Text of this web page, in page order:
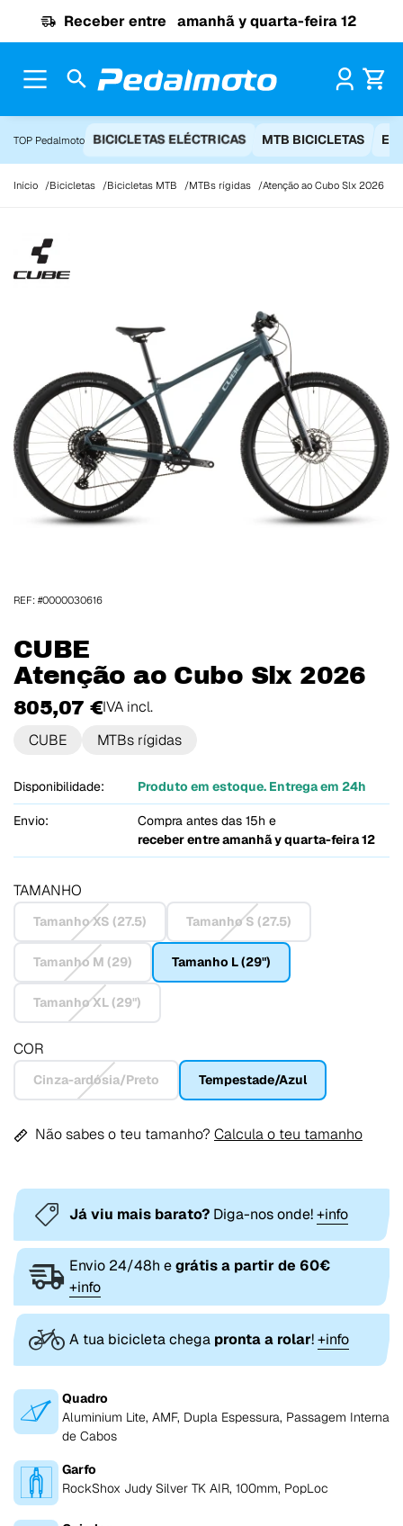
Receber entre amanhã y quarta-feira 12
TOP Pedalmoto BICICLETAS ELÉCTRICAS MTB BICICLETAS
Início Bicicletas Bicicletas MTB MTBs rígidas Atenção ao Cubo Slx 2026
CUBE
Atenção ao Cubo Slx 2026
805,07 €IVA incl.
CUBE
MTBs rígidas
Disponibilidade: Produto em estoque. Entrega em 24h
Envio:
Compra antes das 15h e
receber entreamanhã y quarta-feira 12
TAMANHO
Tamanho XS (27.5) Tamanho S (27.5)
Tamanho M (29) Tamanho L (29")
Tamanho XL (29")
COR
Cinza-ardósia/Preto Tempestade/Azul
Não sabes o teu tamanho? Calcula o teu tamanho
REF: #0000030616
Já viu mais barato? Diga-nos onde!+info
Envio 24/48h egrátis a partir de 60€
+info
A tua bicicleta chega pronta a rolar!+info
Quadro
Aluminium Lite, AMF, Dupla Espessura, Passagem Interna
de Cabos
Garfo
RockShox Judy Silver TK AIR, 100mm, PopLoc